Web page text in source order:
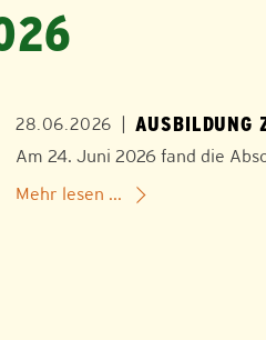
28.06.2026 | AUSBILDUNG
Am 24. Juni 2026 fand die
Mehr lesen ...